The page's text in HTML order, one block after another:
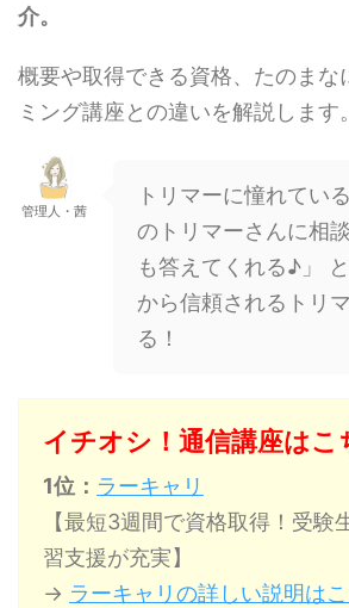
介。
概要や取得できる資格、たのまな
ミング講座との違いを解説します。
管理人・茜
トリマーに憧れてい
のトリマーさんに相
も答えてくれる♪」
から信頼されるトリ
る！
イチオシ！通信講座はこ
1位： ラーキャリ
【最短3週間で資格取得！受験
習支援が充実】
→ ラーキャリの詳しい説明は